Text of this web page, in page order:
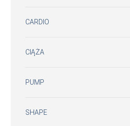
CARDIO
CIĄŻA
PUMP
SHAPE